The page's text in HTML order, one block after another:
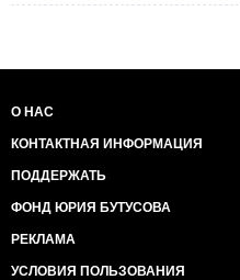
О НАС
КОНТАКТНАЯ ИНФОРМАЦИЯ
ПОДДЕРЖАТЬ
ФОНД ЮРИЯ БУТУСОВА
РЕКЛАМА
УСЛОВИЯ ПОЛЬЗОВАНИЯ